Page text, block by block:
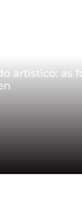
artístico: as